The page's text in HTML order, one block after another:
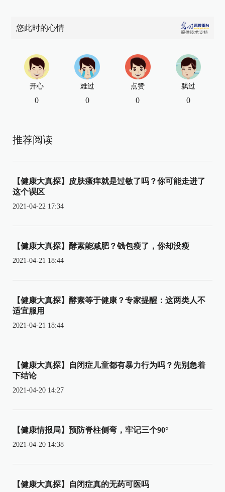
您此时的心情
开心
0
难过
0
点赞
0
飘过
0
推荐阅读
【健康大真探】皮肤瘙痒就是过敏了吗？你可能走进了
这个误区
2021-04-22 17:34
【健康大真探】酵素能减肥？钱包瘦了，你却没瘦
2021-04-21 18:44
【健康大真探】酵素等于健康？专家提醒：这两类人不
适宜服用
2021-04-21 18:44
【健康大真探】自闭症儿童都有暴力行为吗？先别急着
下结论
2021-04-20 14:27
【健康情报局】预防脊柱侧弯，牢记三个90°
2021-04-20 14:38
【健康大真探】自闭症真的无药可医吗